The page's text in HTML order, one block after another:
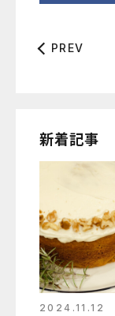
PREV
新着記事
2024.11.12